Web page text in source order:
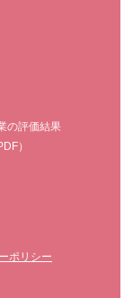
の評価結果
）
ポリシー